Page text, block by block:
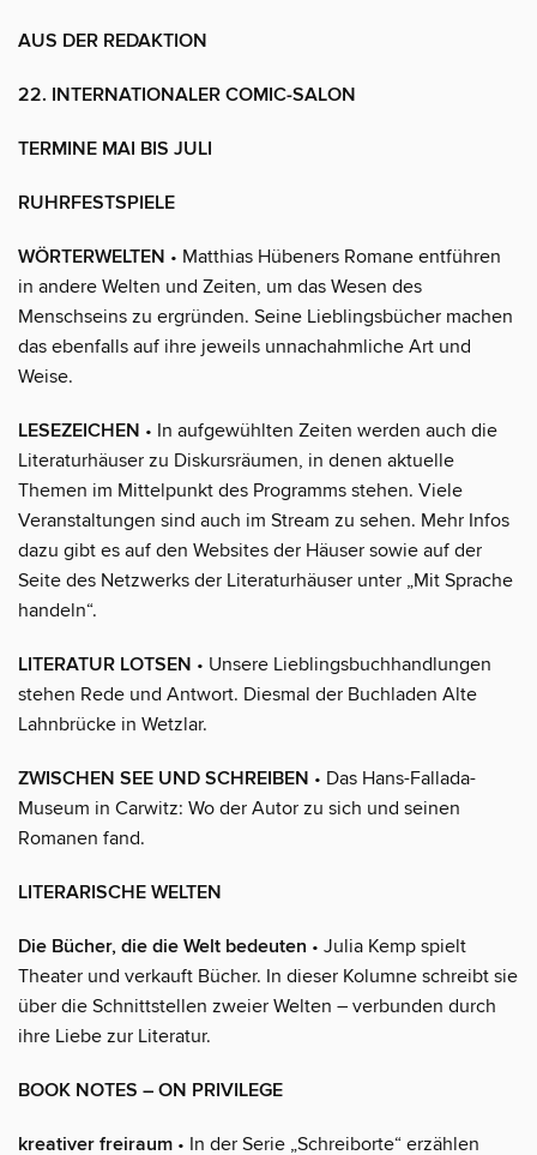
AUS DER REDAKTION
22. INTERNATIONALER COMIC-SALON
TERMINE MAI BIS JULI
RUHRFESTSPIELE
WÖRTERWELTEN • Matthias Hübeners Romane entführen
in andere Welten und Zeiten, um das Wesen des
Menschseins zu ergründen. Seine Lieblingsbücher machen
das ebenfalls auf ihre jeweils unnachahmliche Art und
Weise.
LESEZEICHEN • In aufgewühlten Zeiten werden auch die
Literaturhäuser zu Diskursräumen, in denen aktuelle
Themen im Mittelpunkt des Programms stehen. Viele
Veranstaltungen sind auch im Stream zu sehen. Mehr Infos
dazu gibt es auf den Websites der Häuser sowie auf der
Seite des Netzwerks der Literaturhäuser unter „Mit Sprache
handeln“.
LITERATUR LOTSEN • Unsere Lieblingsbuchhandlungen
stehen Rede und Antwort. Diesmal der Buchladen Alte
Lahnbrücke in Wetzlar.
ZWISCHEN SEE UND SCHREIBEN • Das Hans-Fallada-
Museum in Carwitz: Wo der Autor zu sich und seinen
Romanen fand.
LITERARISCHE WELTEN
Die Bücher, die die Welt bedeuten • Julia Kemp spielt
Theater und verkauft Bücher. In dieser Kolumne schreibt sie
über die Schnittstellen zweier Welten – verbunden durch
ihre Liebe zur Literatur.
BOOK NOTES – ON PRIVILEGE
kreativer freiraum • In der Serie „Schreiborte“ erzählen